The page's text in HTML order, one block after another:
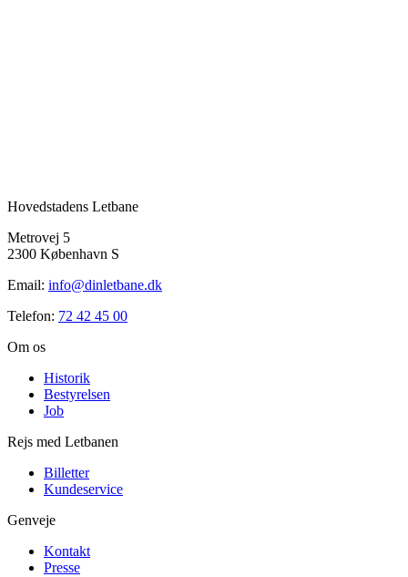
Hovedstadens Letbane
Metrovej 5
2300 København S
Email: info@dinletbane.dk
Telefon: 72 42 45 00
Om os
Historik
Bestyrelsen
Job
Rejs med Letbanen
Billetter
Kundeservice
Genveje
Kontakt
Presse